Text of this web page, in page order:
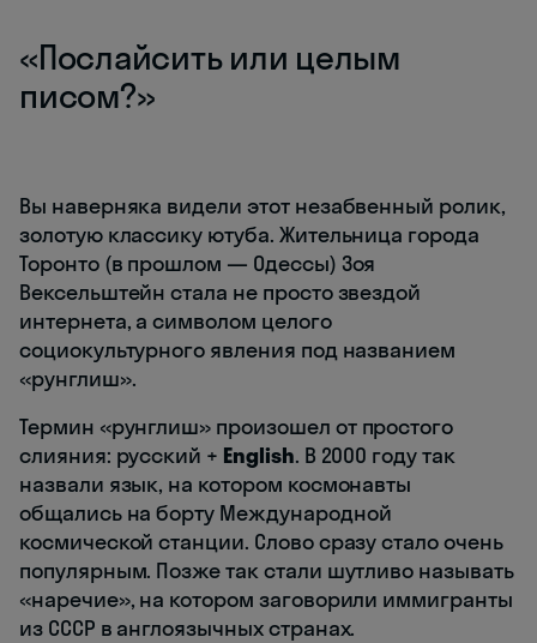
«Послайсить или целым
писом?»
Вы наверняка видели этот незабвенный ролик,
золотую классику ютуба. Жительница города
Торонто (в прошлом — Одессы) Зоя
Вексельштейн стала не просто звездой
интернета, а символом целого
социокультурного явления под названием
«рунглиш».
Термин «рунглиш» произошел от простого
слияния: русский + English. В 2000 году так
назвали язык, на котором космонавты
общались на борту Международной
космической станции. Слово сразу стало очень
популярным. Позже так стали шутливо называть
«наречие», на котором заговорили иммигранты
из СССР в англоязычных странах.